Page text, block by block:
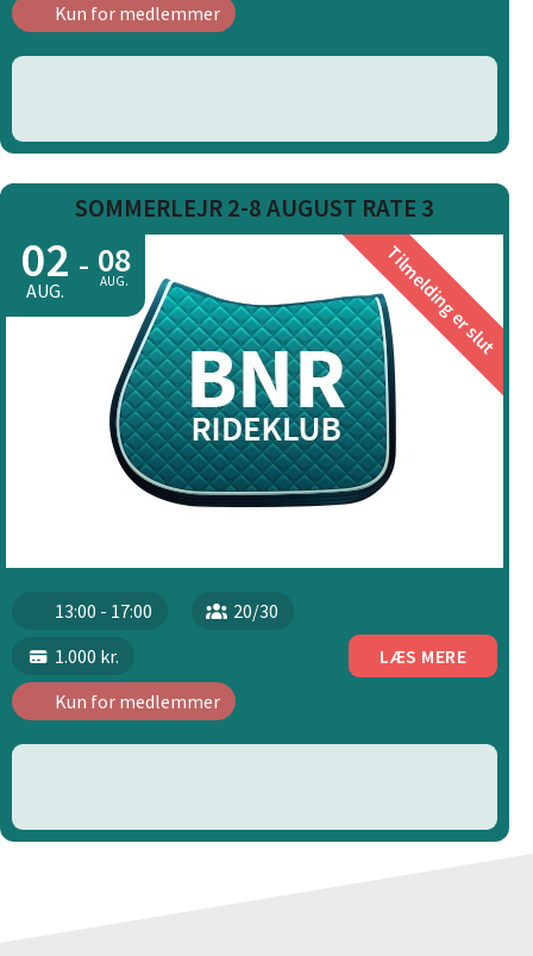
Kun for medlemmer
SOMMERLEJR 2-8 AUGUST RATE 3
02
AUG.
- 08
AUG. Tilmelding er slut
13:00 - 17:00
20/30
1.000 kr.
Kun for medlemmer
LÆS MERE